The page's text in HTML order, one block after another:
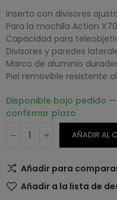
Inserto con divisores
Para la mochila Action X70
Capacidad para
Divisores y paredes
Marco de aluminio
Piel removible resistente
Disponible bajo pedido
confirmar plazo
AÑADIR AL
Añadir para
Añadir a la lista de